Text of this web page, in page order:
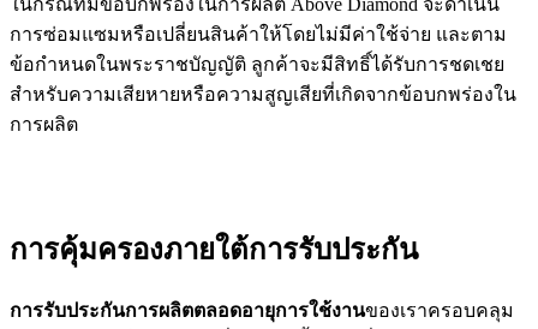
การซ่อมแซมหรือเปลี่ยนสินค้าให้โดยไม่มีค่าใช้จ่าย และตาม
ข้อกำหนดในพระราชบัญญัติ ลูกค้าจะมีสิทธิ์ได้รับการชดเชย
สำหรับความเสียหายหรือความสูญเสียที่เกิดจากข้อบกพร่องใน
การผลิต
การคุ้มครองภายใต้การรับประกัน
การรับประกันการผลิตตลอดอายุการใช้งานของเราครอบคลุม